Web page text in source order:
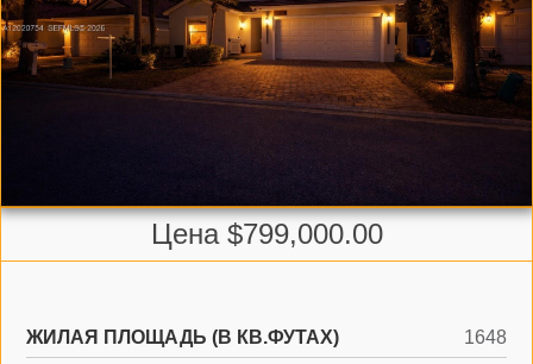
Цена $799,000.00
ЖИЛАЯ ПЛОЩАДЬ (В КВ.ФУТАХ)
1648